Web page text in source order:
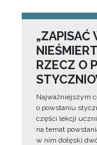
„ZAPISAĆ
RZECZ O
Najważniejszym
o powstaniu
części lekcji
na temat
w nim dołęski